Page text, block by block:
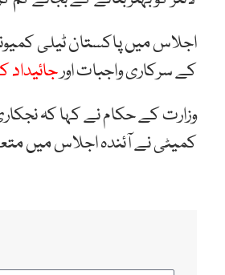
کے سرکاری واجبات اور
وزارت کے حکام نے کہا کہ
کمیٹی نے آئندہ اجلاس میں